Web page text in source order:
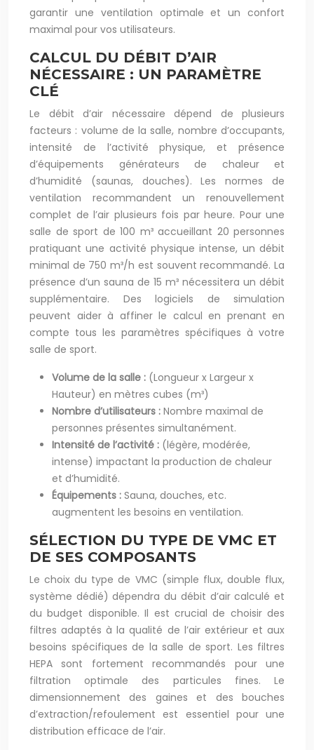
garantir une ventilation optimale et un confort
maximal pour vos utilisateurs.
CALCUL DU DÉBIT D’AIR
NÉCESSAIRE : UN PARAMÈTRE
CLÉ
Le débit d’air nécessaire dépend de plusieurs
facteurs : volume de la salle, nombre d’occupants,
intensité de l’activité physique, et présence
d’équipements générateurs de chaleur et
d’humidité (saunas, douches). Les normes de
ventilation recommandent un renouvellement
complet de l’air plusieurs fois par heure. Pour une
salle de sport de 100 m³ accueillant 20 personnes
pratiquant une activité physique intense, un débit
minimal de 750 m³/h est souvent recommandé. La
présence d’un sauna de 15 m³ nécessitera un débit
supplémentaire. Des logiciels de simulation
peuvent aider à affiner le calcul en prenant en
compte tous les paramètres spécifiques à votre
salle de sport.
Volume de la salle : (Longueur x Largeur x
Hauteur) en mètres cubes (m³)
Nombre d’utilisateurs : Nombre maximal de
personnes présentes simultanément.
Intensité de l’activité : (légère, modérée,
intense) impactant la production de chaleur
et d’humidité.
Équipements : Sauna, douches, etc.
augmentent les besoins en ventilation.
SÉLECTION DU TYPE DE VMC ET
DE SES COMPOSANTS
Le choix du type de VMC (simple flux, double flux,
système dédié) dépendra du débit d’air calculé et
du budget disponible. Il est crucial de choisir des
filtres adaptés à la qualité de l’air extérieur et aux
besoins spécifiques de la salle de sport. Les filtres
HEPA sont fortement recommandés pour une
filtration optimale des particules fines. Le
dimensionnement des gaines et des bouches
d’extraction/refoulement est essentiel pour une
distribution efficace de l’air.